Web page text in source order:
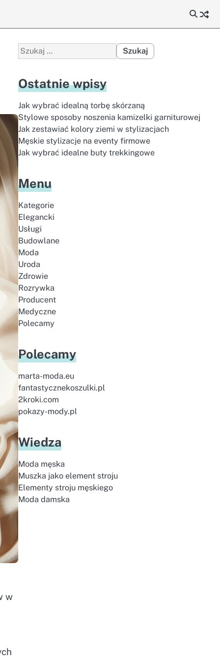
w
Szukaj:
Ostatnie wpisy
Jak wybrać idealną torbę skórzaną
Stylowe sposoby noszenia kamizelki garniturowej
Jak zestawiać kolory ziemi w stylizacjach
Męskie stylizacje na eventy firmowe
Jak wybrać idealne buty trekkingowe
Menu
Kategorie
Elegancki
Usługi
Budowlane
Moda
Uroda
Zdrowie
Rozrywka
Producent
Medyczne
Polecamy
Polecamy
marta-moda.eu
fantastycznekoszulki.pl
2kroki.com
pokazy-mody.pl
Wiedza
Moda męska
Muszka jako element stroju
Elementy stroju męskiego
Moda damska